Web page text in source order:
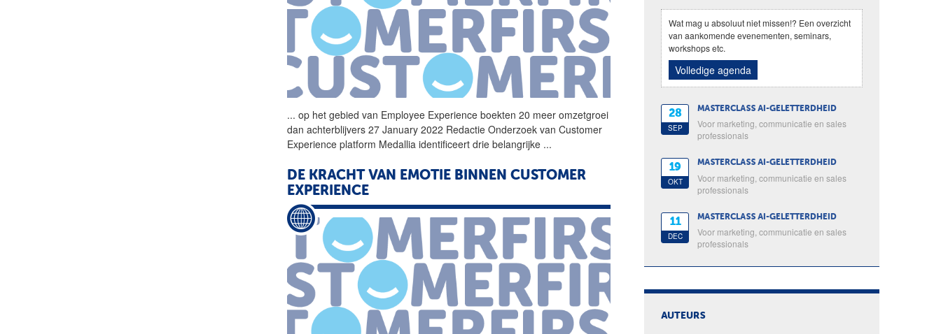
... op het gebied van Employee Experience boekten 20 meer omzetgroei
dan achterblijvers 27 January 2022 Redactie Onderzoek van Customer
Experience platform Medallia identificeert drie belangrijke ...
DE KRACHT VAN EMOTIE BINNEN CUSTOMER
EXPERIENCE
Wat mag u absoluut niet missen!? Een overzicht
van aankomende evenementen, seminars,
workshops etc.
Volledige agenda
28
SEP
MASTERCLASS AI-GELETTERDHEID
Voor marketing, communicatie en sales
professionals
19
OKT
MASTERCLASS AI-GELETTERDHEID
Voor marketing, communicatie en sales
professionals
11
DEC
MASTERCLASS AI-GELETTERDHEID
Voor marketing, communicatie en sales
professionals
AUTEURS